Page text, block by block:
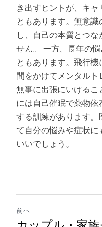
き出すヒントが、キ
ともあります。無意
し、自己の本質とつ
せん。 一方、長年の
ともあります。飛行
間をかけてメンタルト
無事に出張にいける
には自己催眠で薬物
する訓練があります。
て自分の悩みや症状に
いいでしょう。
前へ